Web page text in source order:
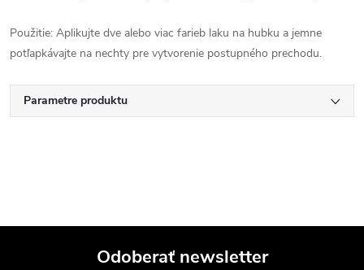
Použitie: Aplikujte dve alebo viac farieb laku na hubku a jemne
potľapkávajte na nechty pre vytvorenie postupného prechodu.
Parametre produktu
Odoberať newsletter